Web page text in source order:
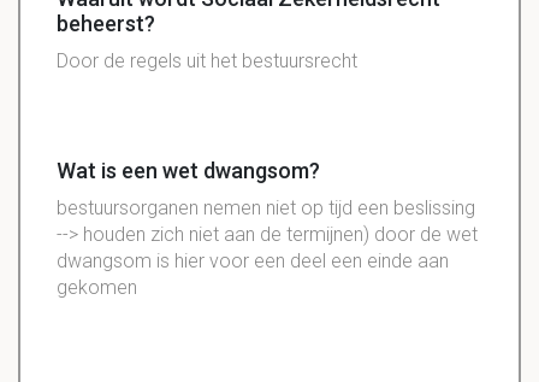
beheerst?
Door de regels uit het bestuursrecht
Wat is een wet dwangsom?
bestuursorganen nemen niet op tijd een beslissing
--> houden zich niet aan de termijnen) door de wet
dwangsom is hier voor een deel een einde aan
gekomen